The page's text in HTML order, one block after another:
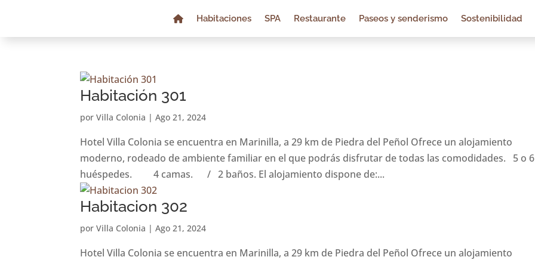
Habitaciones SPA Restaurante Paseos y senderismo Sostenibilidad
Habitación 301
porVilla Colonia |Ago 21, 2024
Hotel Villa Colonia se encuentra en Marinilla, a 29 km de Piedra del Peñol Ofrece un alojamiento
moderno, rodeado de ambiente familiar en el que podrás disfrutar de todas las comodidades. 5 o 6
huéspedes. 4 camas. / 2 baños. El alojamiento dispone de:...
Habitacion 302
porVilla Colonia |Ago 21, 2024
Hotel Villa Colonia se encuentra en Marinilla, a 29 km de Piedra del Peñol Ofrece un alojamiento